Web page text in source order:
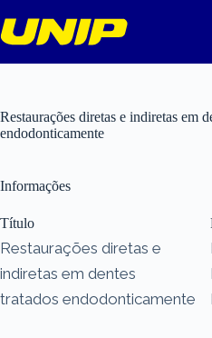
para
o
Restaurações diretas e indiretas em
endodonticamente
Informações
Título
Restaurações diretas e
indiretas em dentes
tratados endodonticamente